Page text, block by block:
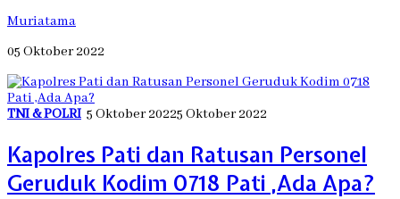
Muriatama
05 Oktober 2022
TNI & POLRI 5 Oktober 20225 Oktober 2022
Kapolres Pati dan Ratusan Personel
Geruduk Kodim 0718 Pati ,Ada Apa?